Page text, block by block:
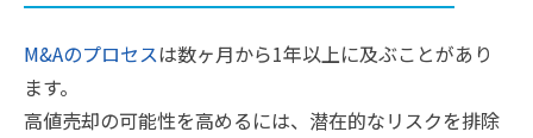
M&Aのプロセスは数ヶ月から1年以上に及ぶことがあり
ます。
高値売却の可能性を高めるには、潜在的なリスクを排除